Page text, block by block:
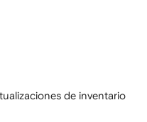
de inventario